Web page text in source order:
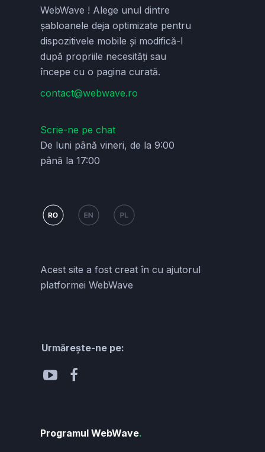
Programul WebWave.
Urmărește-ne pe:
Acest site a fost creat în cu ajutorul
platformei WebWave
WebWave ! Alege unul dintre
șabloanele deja optimizate pentru
dispozitivele mobile și modifică-l
după propriile necesități sau
începe cu o pagina curată.
contact@webwave.ro
Scrie-ne pe chat
De luni până vineri, de la 9:00
până la 17:00